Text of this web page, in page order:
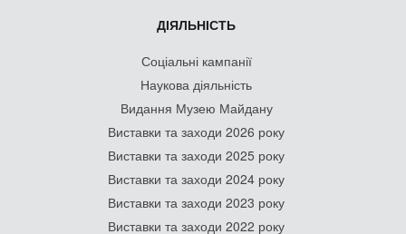
ДІЯЛЬНІСТЬ
Соціальні кампанії
Наукова діяльність
Видання Музею Майдану
Виставки та заходи 2026 року
Виставки та заходи 2025 року
Виставки та заходи 2024 року
Виставки та заходи 2023 року
Виставки та заходи 2022 року